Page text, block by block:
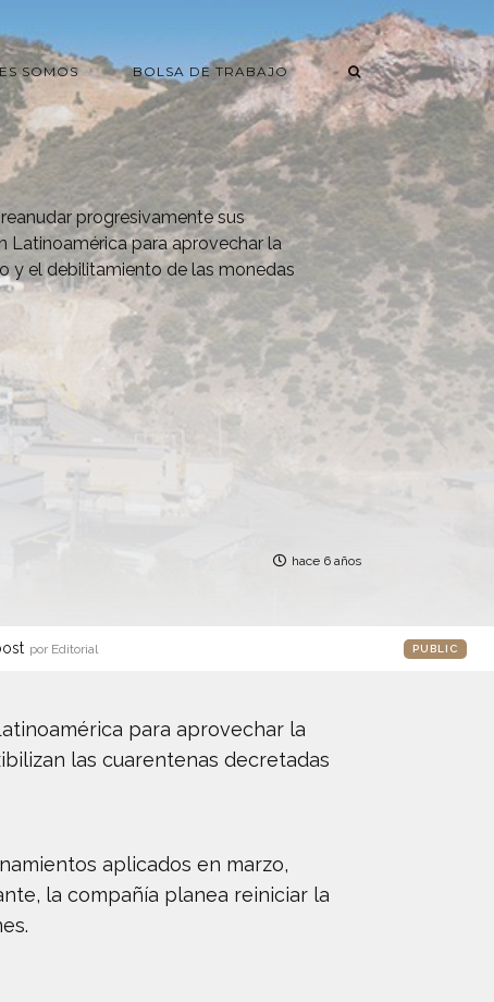
SOMOS BOLSA DE TRABAJO
progresivamente sus
Latinoamérica para aprovechar la
y el debilitamiento de las monedas
hace 6 años
por Editorial PUBLIC
para aprovechar la
las cuarentenas decretadas
aplicados en marzo,
la compañía planea reiniciar la